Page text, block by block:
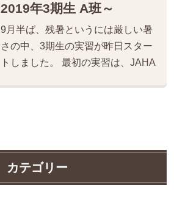
2019年3期生 A班～
9月半ば、残暑というには厳しい暑
さの中、3期生の実習が昨日スター
トしました。 最初の実習は、JAHA
カテゴリー